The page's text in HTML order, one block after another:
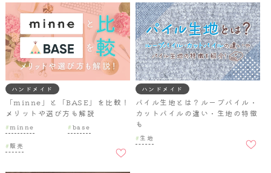
ハンドメイド
「minne」と「BASE」を比較！
メリットや選び方も解説
minne base
販売
入りに
ハンドメイド
パイル生地とは？ループパイル・
カットパイルの違い・生地の特徴
も
生地
入りに